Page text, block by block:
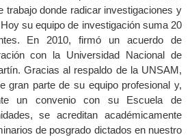
trabajo donde radicar investigaciones y
su equipo de investigación suma 20
s. En 2010, firmó un acuerdo de
con la Universidad Nacional de
Gracias al respaldo de la UNSAM,
gran parte de su equipo profesional y,
un conveniocon su Escuela de
se acreditan académicamente
de posgrado dictados en nuestro